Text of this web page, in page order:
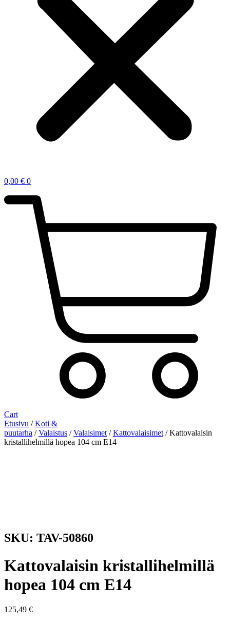
0,00 € 0
Cart
Etusivu /Koti &
puutarha /Valaistus /Valaisimet /Kattovalaisimet / Kattovalaisin
kristallihelmillä hopea 104 cm E14
SKU: TAV-50860
Kattovalaisin kristallihelmillä
hopea 104 cm E14
125,49 €